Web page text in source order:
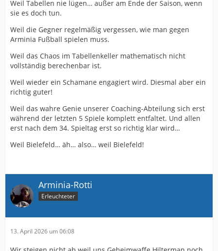
Weil Tabellen nie lügen… außer am Ende der Saison, wenn
sie es doch tun.
Weil die Gegner regelmäßig vergessen, wie man gegen
Arminia Fußball spielen muss.
Weil das Chaos im Tabellenkeller mathematisch nicht
vollständig berechenbar ist.
Weil wieder ein Schamane engagiert wird. Diesmal aber ein
richtig guter!
Weil das wahre Genie unserer Coaching-Abteilung sich erst
während der letzten 5 Spiele komplett entfaltet. Und allen
erst nach dem 34. Spieltag erst so richtig klar wird…
Weil Bielefeld… äh… also… weil Bielefeld!
Arminia-Rotti
Erleuchteter
13. April 2026 um 06:08